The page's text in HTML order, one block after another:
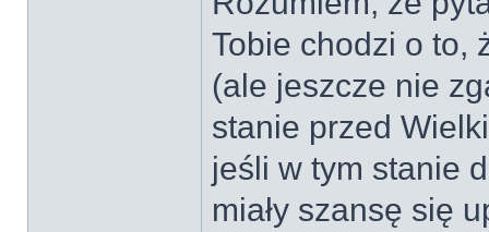
Tobie chodzi o to,
(ale jeszcze nie
stanie przed
jeśli w tym stanie
miały szansę się